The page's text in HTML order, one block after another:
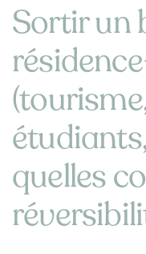
Sortir un
quelles